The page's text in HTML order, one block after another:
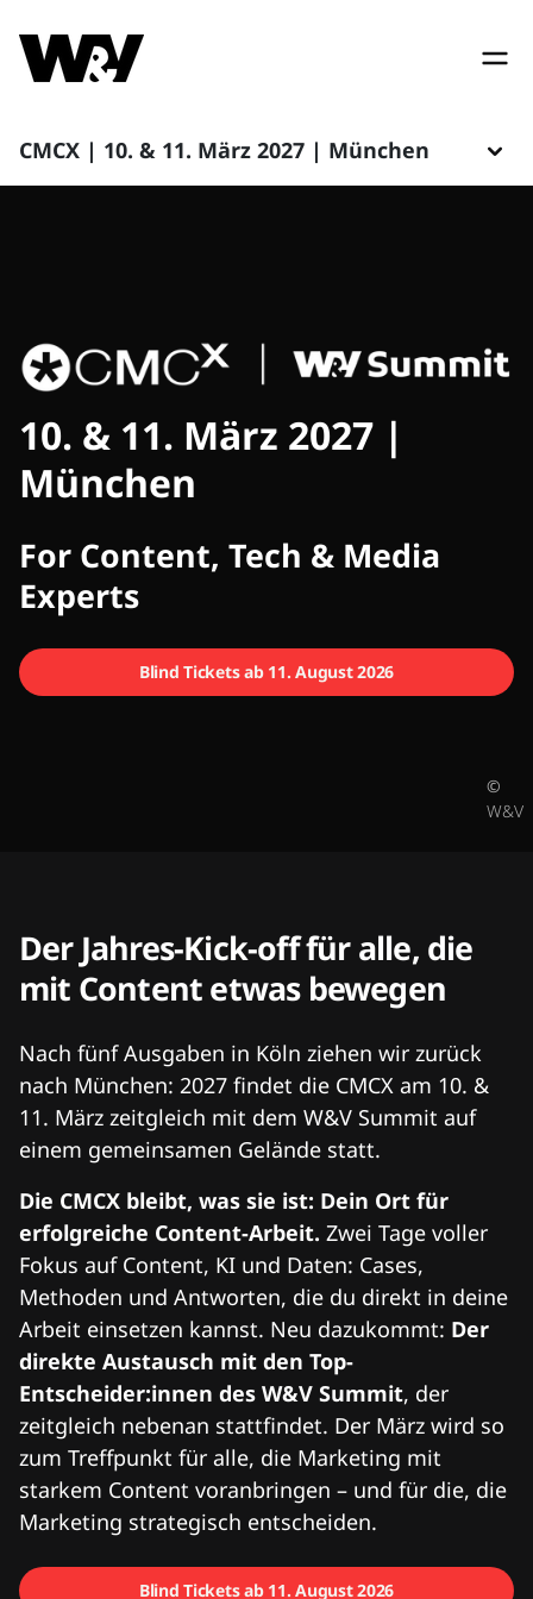
CMCX | 10. & 11. März 2027 | München
CMCX
10. & 11. März 2027 |
München
For Content, Tech & Media
Experts
Blind Tickets ab 11. August 2026
©
W&V
Der Jahres-Kick-off für alle, die
mit Content etwas bewegen
Nach fünf Ausgaben in Köln ziehen wir zurück
nach München: 2027 findet die CMCX am 10. &
11. März zeitgleich mit dem W&V Summit auf
einem gemeinsamen Gelände statt.
Die CMCX bleibt, was sie ist: Dein Ort für
erfolgreiche Content-Arbeit. Zwei Tage voller
Fokus auf Content, KI und Daten: Cases,
Methoden und Antworten, die du direkt in deine
Arbeit einsetzen kannst. Neu dazukommt: Der
direkte Austausch mit den Top-
Entscheider:innen des W&V Summit, der
zeitgleich nebenan stattfindet. Der März wird so
zum Treffpunkt für alle, die Marketing mit
starkem Content voranbringen – und für die, die
Marketing strategisch entscheiden.
Blind Tickets ab 11. August 2026